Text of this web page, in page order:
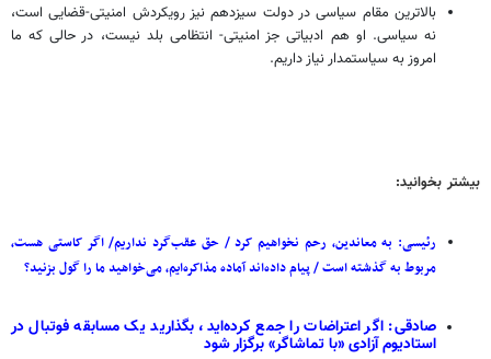
بالاترین مقام سیاسی در دولت سیزدهم نیز رویکردش امنیتی-قضایی است،
نه سیاسی. او هم ادبیاتی جز امنیتی- انتظامی بلد نیست، در حالی که ما
امروز به سیاستمدار نیاز داریم.
بیشتر بخوانید:
رئیسی: به معاندین، رحم نخواهیم کرد / حق عقب‌گرد نداریم/ اگر کاستی هست،
مربوط به گذشته است / پیام داده‌اند آماده مذاکره‌ایم، می‌خواهید ما را گول بزنید؟
صادقی: اگر اعتراضات را جمع کرده‌اید، بگذارید یک مسابقه فوتبال در
استادیوم آزادی «با تماشاگر» برگزار شود